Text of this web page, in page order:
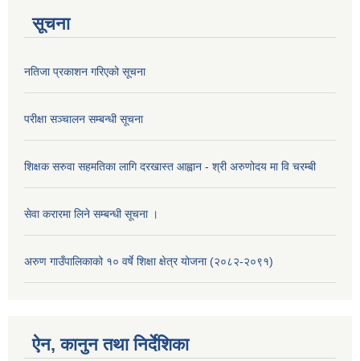
सूचना
नतिजा प्रकाशन गरिएको सूचना
परीक्षा सञ्चालन सम्बन्धी सूचना
शिक्षक सरुवा सहमतिका लागि दरखास्त आह्वान - श्री अरुणोदय मा वि चरम्बी
सेवा करारमा लिने सम्बन्धी सूचना ।
अरुण गाउँपालिकाको १० वर्षे शिक्षा क्षेत्र योजना (२०८२-२०९१)
ऐन, कानुन तथा निर्देशिका